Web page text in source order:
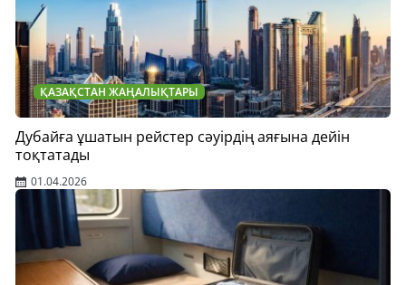
ҚАЗАҚСТАН ЖАҢАЛЫҚТАРЫ
Дубайға ұшатын рейстер сәуірдің аяғына дейін
тоқтатады
01.04.2026